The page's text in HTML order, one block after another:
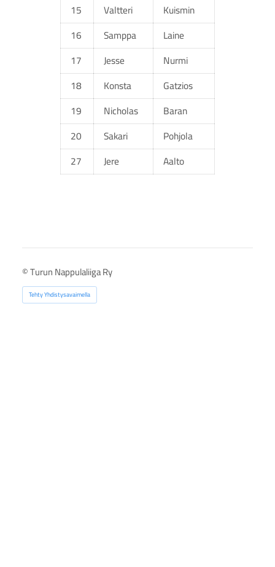
15
Valtteri
Kuismin
16
Samppa
Laine
17
Jesse
Nurmi
18
Konsta
Gatzios
19
Nicholas
Baran
20
Sakari
Pohjola
27
Jere Aalto
©Turun Nappulaliiga Ry
Tehty Yhdistysavaimella